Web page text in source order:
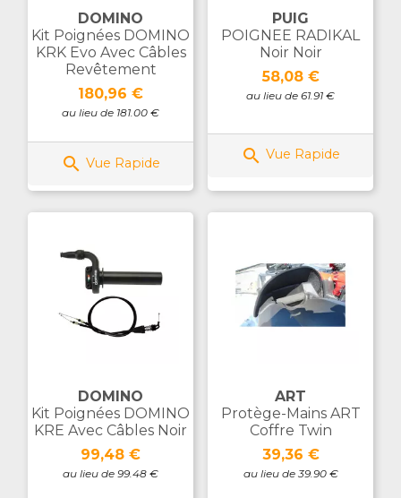
DOMINO
Kit Poignées DOMINO
KRK Evo Avec Câbles
Revêtement
Prix
180,96 €
au lieu de 181.00 €
 Vue Rapide
PUIG
POIGNEE RADIKAL
Noir Noir
Prix
58,08 €
au lieu de 61.91 €
 Vue Rapide
DOMINO
Kit Poignées DOMINO
KRE Avec Câbles Noir
Prix
99,48 €
au lieu de 99.48 €
ART
Protège-Mains ART
Coffre Twin
Prix
39,36 €
au lieu de 39.90 €